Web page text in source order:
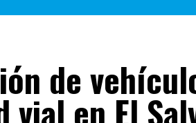
de
vial en El